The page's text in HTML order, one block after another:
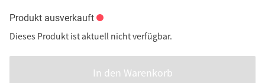
Produkt ausverkauft
Dieses Produkt ist aktuell nicht verfügbar.
In den Warenkorb